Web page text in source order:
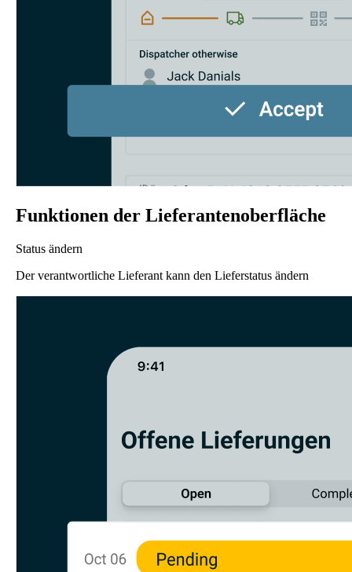
Funktionen der Lieferantenoberfläche
Status ändern
Der verantwortliche Lieferant kann den Lieferstatus ändern